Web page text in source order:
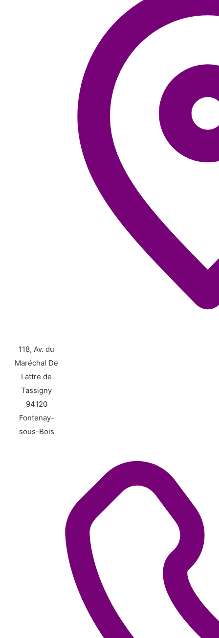
118, Av. du
Maréchal De
Lattre de
Tassigny
94120
Fontenay-
sous-Bois